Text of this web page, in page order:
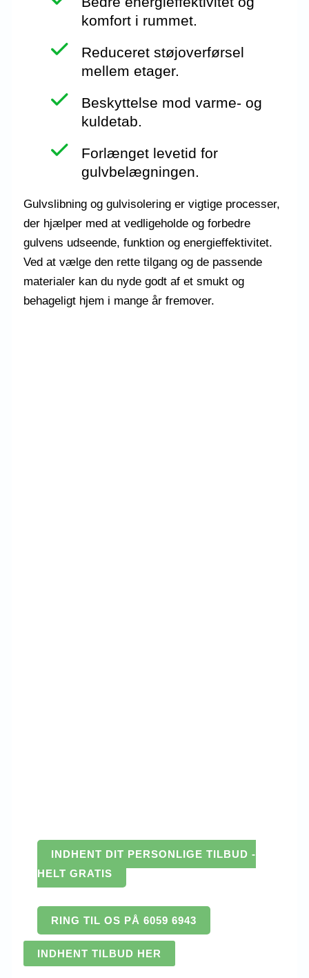
komfort i rummet.
Reduceret støjoverførsel
mellem etager.
Beskyttelse mod varme- og
kuldetab.
Forlænget levetid for
gulvbelægningen.
Gulvslibning og gulvisolering er vigtige processer,
der hjælper med at vedligeholde og forbedre
gulvens udseende, funktion og energieffektivitet.
Ved at vælge den rette tilgang og de passende
materialer kan du nyde godt af et smukt og
behageligt hjem i mange år fremover.
INDHENT DIT PERSONLIGE TILBUD -
HELT GRATIS
RING TIL OS PÅ 6059 6943
INDHENT TILBUD HER